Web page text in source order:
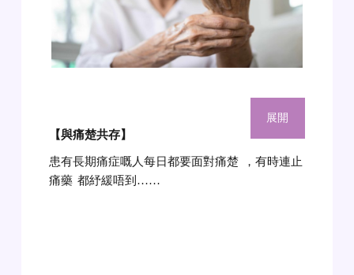
【與痛楚共存】
患有長期痛症嘅人每日都要面對痛楚
，有時連止
痛藥 都紓緩唔到……
展開